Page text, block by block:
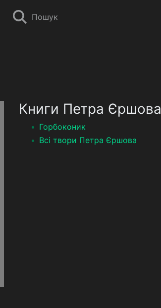
Пошук
Книги Петра Єршова
Горбоконик
Всі твори Петра Єршова